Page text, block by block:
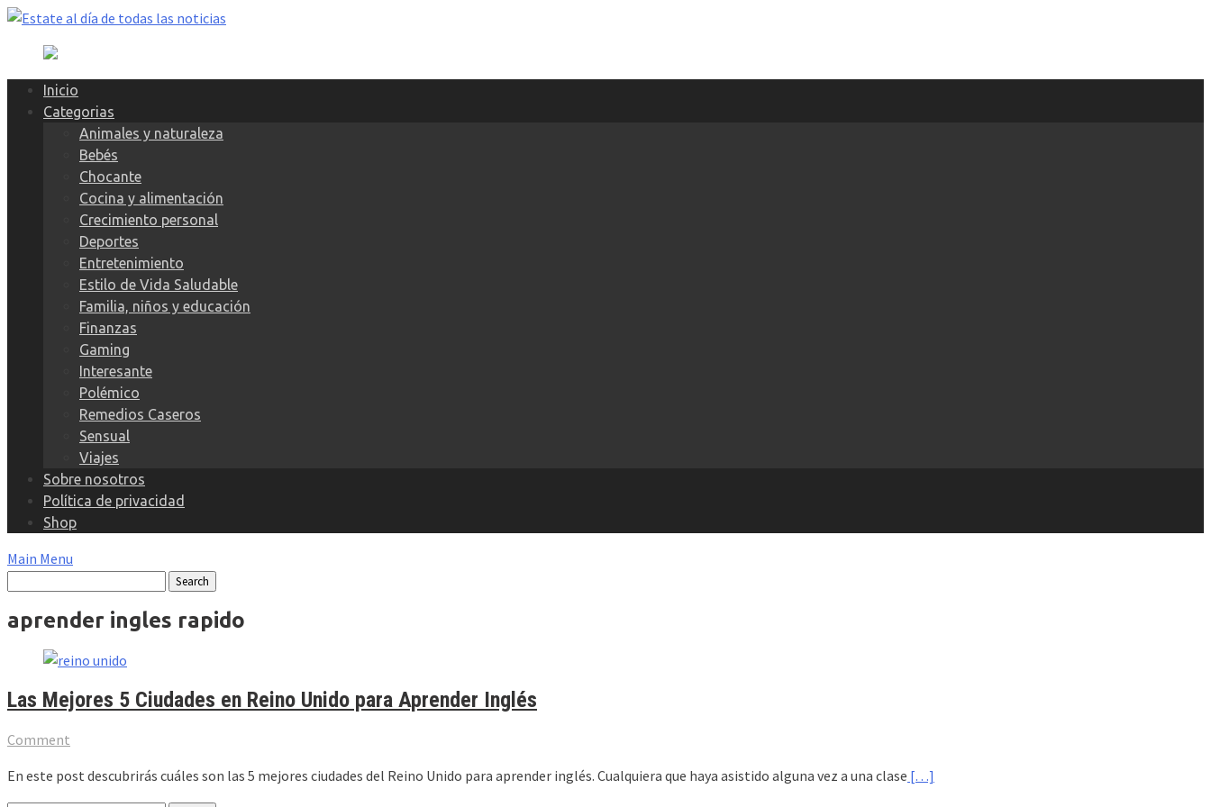
Skip
content
Inicio
Categorias
Animales y naturaleza
Bebés
Chocante
Cocina y alimentación
Crecimiento personal
Deportes
Entretenimiento
Estilo de Vida Saludable
Familia, niños y educación
Finanzas
Gaming
Interesante
Polémico
Remedios Caseros
Sensual
Viajes
Sobre nosotros
Política de privacidad
Shop
Main Menu
aprender ingles rapido
Las Mejores 5 Ciudades en Reino Unido para Aprender Inglés
Comment
En este post descubrirás cuáles son las 5 mejores ciudades del Reino Unido para aprender inglés. Cualquiera que haya asistido alguna vez a una clase […]